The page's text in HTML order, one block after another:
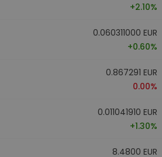
+2.10%
0.060311000 EUR
+0.60%
0.867291 EUR
0.00%
0.011041910 EUR
+1.30%
8.4800 EUR